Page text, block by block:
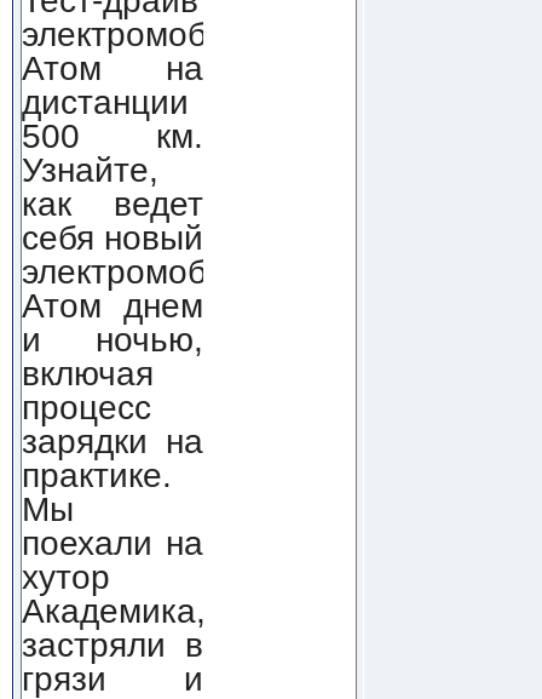
электромобиля
Атом на
дистанции
500 км.
Узнайте,
как ведет
себя новый
электромобиль
Атом днем
и ночью,
включая
процесс
зарядки на
практике.
Мы
поехали на
хутор
Академика,
застряли в
грязи и